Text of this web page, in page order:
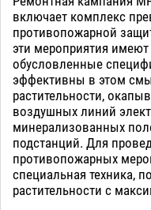
включает комплекс
противопожарной
эти мероприятия
обусловленные
эффективны в этом
растительности,
воздушных линий
минерализованных
подстанций. Для
противопожарных
специальная техника,
растительности с